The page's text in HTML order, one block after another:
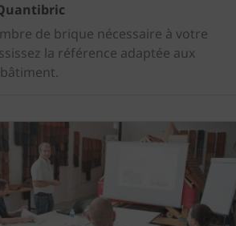
de brique nécessaire à votre
la référence adaptée aux